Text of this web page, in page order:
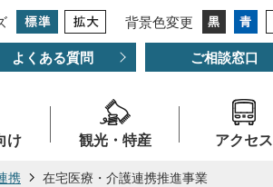
背景色変更
よくある質問 ご相談窓口
け 観光・特産 アクセス
携 在宅医療・介護連携推進事業